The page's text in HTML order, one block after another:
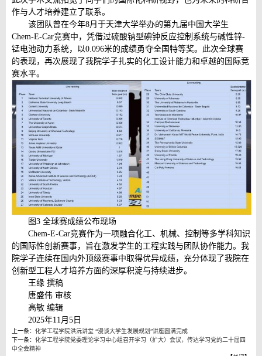
作与人才培养建立了联系。
该团队曾在今年8月于天津大学举办的第九届中国大学生
Chem-E-Car竞赛中，凭借过硫酸钠型碘钟反应控制系统与碱性锌-
锰电池动力系统，以0.096米的成绩勇夺全国特等奖。此次全球赛
的表现，再次展现了我院学子扎实的化工设计能力和卓越的国际竞
赛水平。
图3 全球赛成绩公布现场
Chem-E-Car竞赛作为一项融合化工、机械、控制等多学科知识
的国际性创新赛事，旨在激发学生的工程实践与团队协作能力。我
院学子连续在国内外顶级赛事中取得优异成绩，充分体现了我院在
创新型工程人才培养方面的深厚积淀与持续进步。
王缘 撰稿
唐盛伟 审核
高敏 编辑
2025年11月5日
上一条： 化学工程学院洪沅讲堂 “漫谈大学生发展规划”讲座圆满完成
下一条： 化学工程学院党委理论学习中心组召开学习（扩大）会议，传达学习党的二十届四
中全会精神